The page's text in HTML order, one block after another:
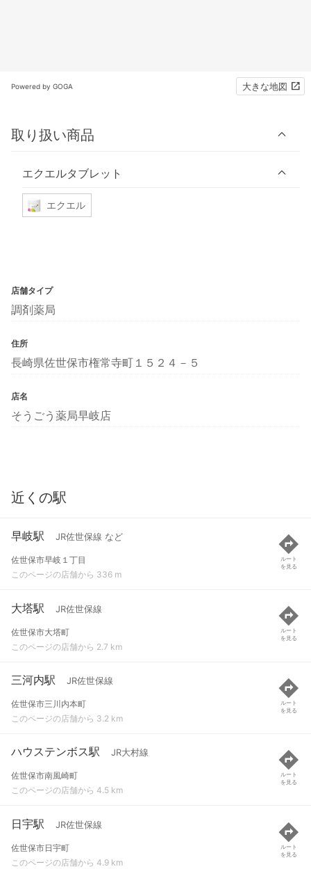
Powered by GOGA 大きな地図
取り扱い商品
エクエルタブレット
エクエル
店舗タイプ
調剤薬局
住所
長崎県佐世保市権常寺町１５２４－５
店名
そうごう薬局早岐店
近くの駅
早岐駅 JR佐世保線 など
佐世保市早岐１丁目
このページの店舗から 336 m
ルート
を見る
大塔駅 JR佐世保線
佐世保市大塔町
このページの店舗から 2.7 km
ルート
を見る
三河内駅 JR佐世保線
佐世保市三川内本町
このページの店舗から 3.2 km
ルート
を見る
ハウステンボス駅 JR大村線
佐世保市南風崎町
このページの店舗から 4.5 km
ルート
を見る
日宇駅 JR佐世保線
佐世保市日宇町
このページの店舗から 4.9 km
ルート
を見る